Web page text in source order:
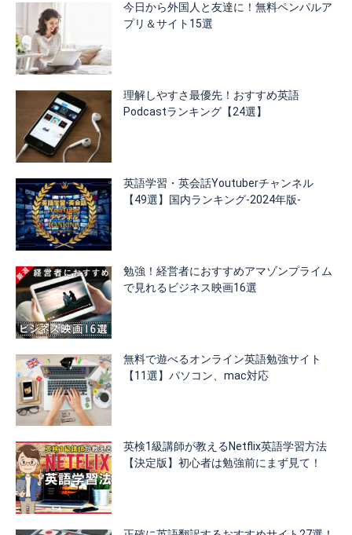
今日から外国人と友達に！無料ペンパルア
プリ＆サイト15選
理解しやすさ最優先！おすすめ英語
Podcastランキング【24選】
英語学習・英会話Youtuberチャンネル
【49選】国内ランキング-2024年版-
勉強！経営者におすすめアマゾンプライム
で見れるビジネス映画16選
無料で遊べるオンライン英語勉強サイト
【11選】パソコン、mac対応
英検1級講師が教えるNetflix英語学習方法
【決定版】初心者は勉強前にまず見て！